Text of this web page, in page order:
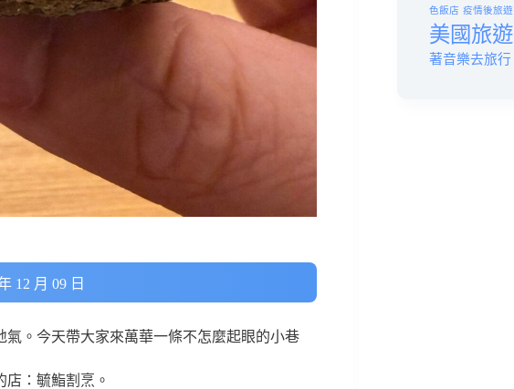
12 月 09 日
。今天帶大家來萬華一條不怎麼起眼的小巷
：毓鮨割烹。
色飯店 疫情後旅遊
美國旅遊
著音樂去旅行